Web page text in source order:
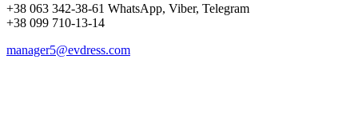
+38 063 342-38-61 WhatsApp, Viber, Telegram
+38 099 710-13-14
manager5@evdress.com